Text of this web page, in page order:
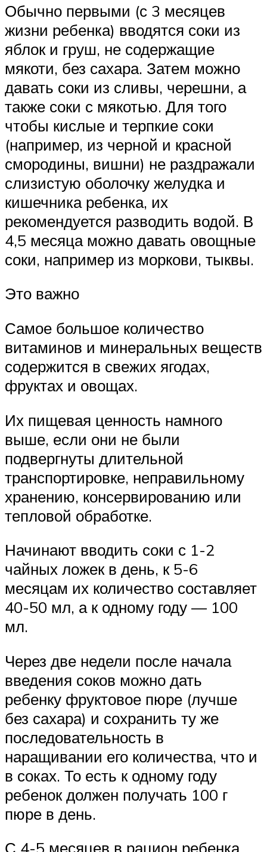
Обычно первыми (с 3 месяцев
жизни ребенка) вводятся соки из
яблок и груш, не содержащие
мякоти, без сахара. Затем можно
давать соки из сливы, черешни, а
также соки с мякотью. Для того
чтобы кислые и терпкие соки
(например, из черной и красной
смородины, вишни) не раздражали
слизистую оболочку желудка и
кишечника ребенка, их
рекомендуется разводить водой. В
4,5 месяца можно давать овощные
соки, например из моркови, тыквы.
Это важно
Самое большое количество
витаминов и минеральных веществ
содержится в свежих ягодах,
фруктах и овощах.
Их пищевая ценность намного
выше, если они не были
подвергнуты длительной
транспортировке, неправильному
хранению, консервированию или
тепловой обработке.
Начинают вводить соки с 1-2
чайных ложек в день, к 5-6
месяцам их количество составляет
40-50 мл, а к одному году — 100
мл.
Через две недели после начала
введения соков можно дать
ребенку фруктовое пюре (лучше
без сахара) и сохранить ту же
последовательность в
наращивании его количества, что и
в соках. То есть к одному году
ребенок должен получать 100 г
пюре в день.
С 4-5 месяцев в рацион ребенка